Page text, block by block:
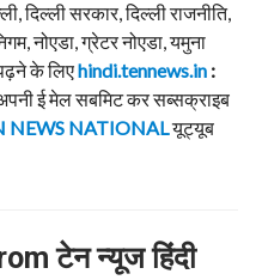
दिल्ली सरकार, दिल्ली राजनीति,
नोएडा, ग्रेटर नोएडा, यमुना
के लिएhindi.tennews.in :
ई मेल सबमिट कर सब्सक्राइब
NEWS NATIONALयूट्यूब
टेन न्यूज हिंदी